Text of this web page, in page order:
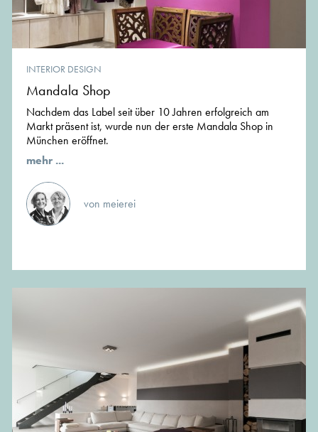
INTERIOR DESIGN
Mandala Shop
Nachdem das Label seit über 10 Jahren erfolgreich am
Markt präsent ist, wurde nun der erste Mandala Shop in
München eröffnet.
mehr ...
von meierei